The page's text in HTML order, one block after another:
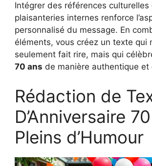
Intégrer des références culturelles
plaisanteries internes renforce
personnalisé du message. En
éléments, vous créez un texte qui
seulement fait rire, mais qui
70 ans de manière authentique et
Rédaction de
D’Anniversaire
Pleins d’Humour